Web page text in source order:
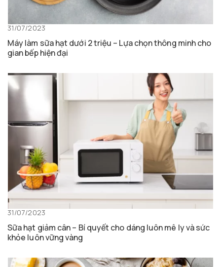
31/07/2023
Máy làm sữa hạt dưới 2 triệu – Lựa chọn thông minh cho
gian bếp hiện đại
31/07/2023
Sữa hạt giảm cân – Bí quyết cho dáng luôn mê ly và sức
khỏe luôn vững vàng